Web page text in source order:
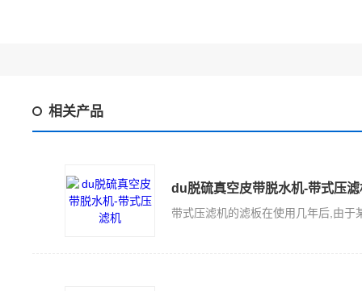
相关产品
du脱硫真空皮带脱水机-带式压滤